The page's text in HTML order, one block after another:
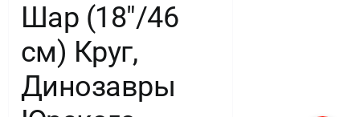
Шар (18″/46
см) Круг,
Динозавры